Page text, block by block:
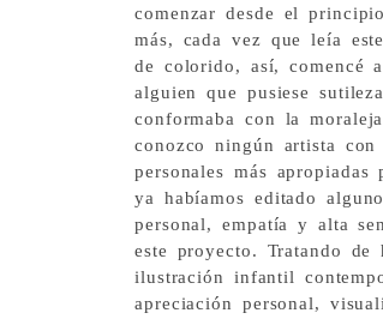
comenzar desde el
más, cada vez que leía
de colorido, así, comencé
alguien que pusiese
conformaba con la
conozco ningún artista
personales más
ya habíamos editado
personal, empatía y alta
este proyecto. Tratando
ilustración infantil
apreciación personal,